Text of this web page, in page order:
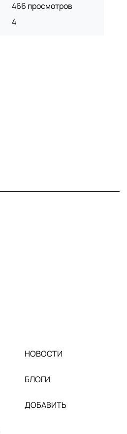
466 просмотров
4
НОВОСТИ
БЛОГИ
ДОБАВИТЬ